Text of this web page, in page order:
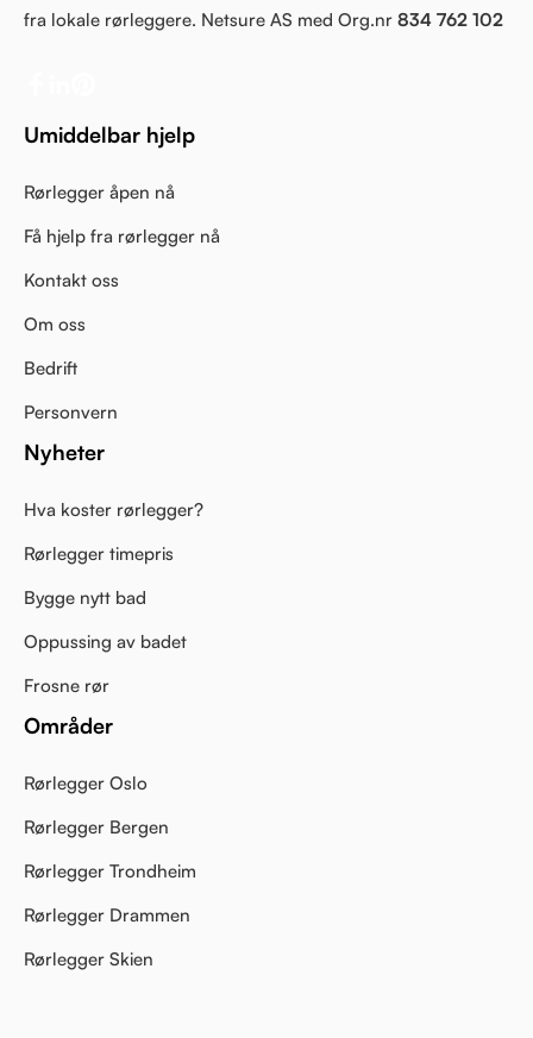
fra lokale rørleggere. Netsure AS med Org.nr 834 762 102
Umiddelbar hjelp
Rørlegger åpen nå
Få hjelp fra rørlegger nå
Kontakt oss
Om oss
Bedrift
Personvern
Nyheter
Hva koster rørlegger?
Rørlegger timepris
Bygge nytt bad
Oppussing av badet
Frosne rør
Områder
Rørlegger Oslo
Rørlegger Bergen
Rørlegger Trondheim
Rørlegger Drammen
Rørlegger Skien